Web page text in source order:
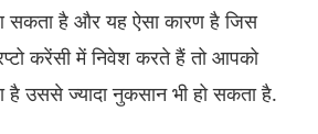
आ सकता है और यह ऐसा कारण है जिस
करेंसी में निवेश करते हैं तो आपको
है उससे ज्यादा नुकसान भी हो सकता है.